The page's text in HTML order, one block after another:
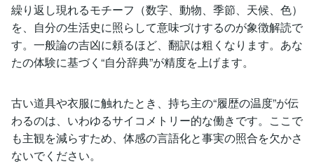
繰り返し現れるモチーフ（数字、動物、季節、天候、色）
を、自分の生活史に照らして意味づけするのが象徴解読で
す。一般論の吉凶に頼るほど、翻訳は粗くなります。あな
たの体験に基づく“自分辞典”が精度を上げます。
古い道具や衣服に触れたとき、持ち主の“履歴の温度”が伝
わるのは、いわゆるサイコメトリー的な働きです。ここで
も主観を減らすため、体感の言語化と事実の照合を欠かさ
ないでください。